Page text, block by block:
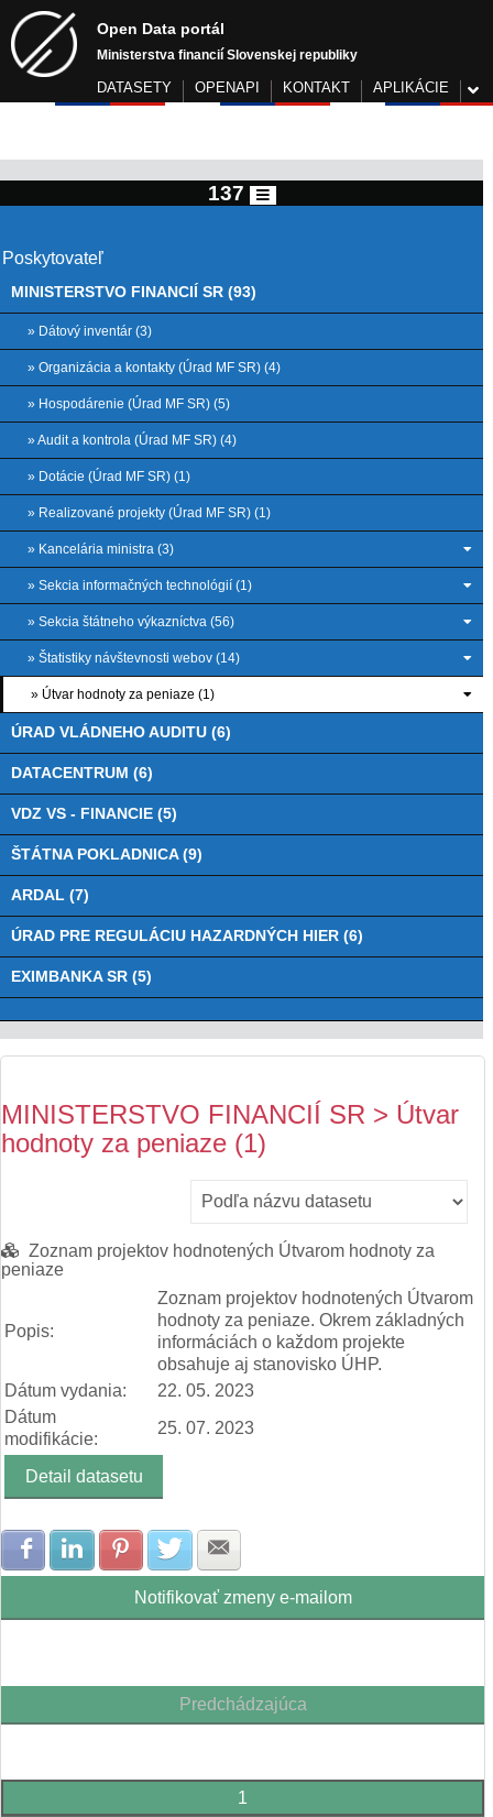
Open Data portál
Ministerstva financií Slovenskej republiky
DATASETY OPENAPI KONTAKT APLIKÁCIE
137
Poskytovateľ
MINISTERSTVO FINANCIÍ SR (93)
» Dátový inventár (3)
» Organizácia a kontakty (Úrad MF SR) (4)
» Hospodárenie (Úrad MF SR) (5)
» Audit a kontrola (Úrad MF SR) (4)
» Dotácie (Úrad MF SR) (1)
» Realizované projekty (Úrad MF SR) (1)
» Kancelária ministra (3)
» Sekcia informačných technológií (1)
» Sekcia štátneho výkazníctva (56)
» Štatistiky návštevnosti webov (14)
» Útvar hodnoty za peniaze (1)
ÚRAD VLÁDNEHO AUDITU (6)
DATACENTRUM (6)
VDZ VS - FINANCIE (5)
ŠTÁTNA POKLADNICA (9)
ARDAL (7)
ÚRAD PRE REGULÁCIU HAZARDNÝCH HIER (6)
EXIMBANKA SR (5)
MINISTERSTVO FINANCIÍ SR > Útvar
hodnoty za peniaze (1)
Zoznam projektov hodnotených Útvarom hodnoty za
peniaze
Popis:
Zoznam projektov hodnotených Útvarom
hodnoty za peniaze. Okrem základných
informáciách o každom projekte
obsahuje aj stanovisko ÚHP.
Dátum vydania:
22. 05. 2023
Dátum
modifikácie:
25. 07. 2023
Detail datasetu
Zdielať na Facebook
Zdielať na LinkedIn
Zdielať na Pinterest
Zdielať na Twitter
Notifikovať zmeny e-mailom
Predchádzajúca
1